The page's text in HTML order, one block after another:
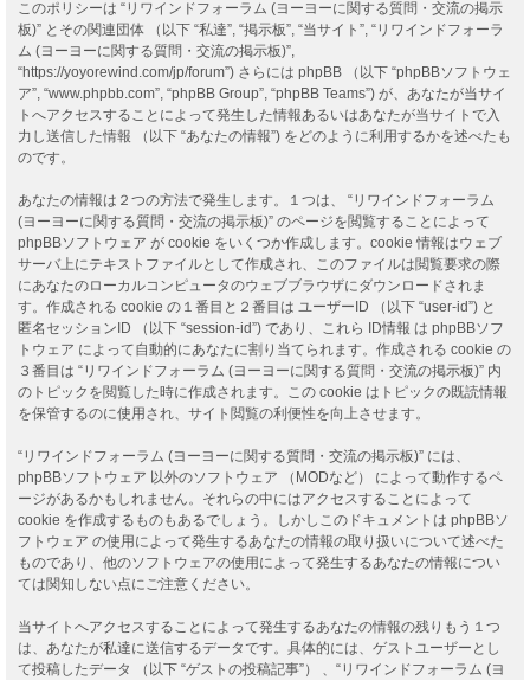
このポリシーは “リワインドフォーラム (ヨーヨーに関する質問・交流の掲示
板)” とその関連団体 （以下 “私達”, “掲示板”, “当サイト”, “リワインドフォーラ
ム (ヨーヨーに関する質問・交流の掲示板)”,
“https://yoyorewind.com/jp/forum”) さらには phpBB （以下 “phpBBソフトウェ
ア”, “www.phpbb.com”, “phpBB Group”, “phpBB Teams”) が、あなたが当サイ
トへアクセスすることによって発生した情報あるいはあなたが当サイトで入
力し送信した情報 （以下 “あなたの情報”) をどのように利用するかを述べたも
のです。
あなたの情報は２つの方法で発生します。１つは、 “リワインドフォーラム
(ヨーヨーに関する質問・交流の掲示板)” のページを閲覧することによって
phpBBソフトウェア が cookie をいくつか作成します。cookie 情報はウェブ
サーバ上にテキストファイルとして作成され、このファイルは閲覧要求の際
にあなたのローカルコンピュータのウェブブラウザにダウンロードされま
す。作成される cookie の１番目と２番目は ユーザーID （以下 “user-id”) と
匿名セッションID （以下 “session-id”) であり、これら ID情報 は phpBBソフ
トウェア によって自動的にあなたに割り当てられます。作成される cookie の
３番目は “リワインドフォーラム (ヨーヨーに関する質問・交流の掲示板)” 内
のトピックを閲覧した時に作成されます。この cookie はトピックの既読情報
を保管するのに使用され、サイト閲覧の利便性を向上させます。
“リワインドフォーラム (ヨーヨーに関する質問・交流の掲示板)” には、
phpBBソフトウェア 以外のソフトウェア （MODなど） によって動作するペ
ージがあるかもしれません。それらの中にはアクセスすることによって
cookie を作成するものもあるでしょう。しかしこのドキュメントは phpBBソ
フトウェア の使用によって発生するあなたの情報の取り扱いについて述べた
ものであり、他のソフトウェアの使用によって発生するあなたの情報につい
ては関知しない点にご注意ください。
当サイトへアクセスすることによって発生するあなたの情報の残りもう１つ
は、あなたが私達に送信するデータです。具体的には、ゲストユーザーとし
て投稿したデータ （以下 “ゲストの投稿記事”） 、“リワインドフォーラム (ヨ